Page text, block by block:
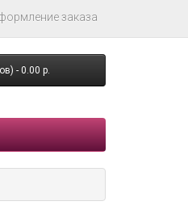
заказа
- 0.00 р.